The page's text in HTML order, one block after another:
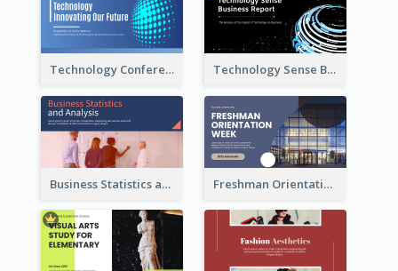
Technology Conference Presentation Technology Sense Business Report
Business Statistics and Analysis Presentation Freshman Orientation Week Presentation